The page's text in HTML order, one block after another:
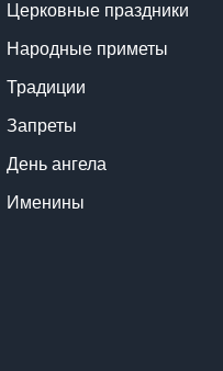
Церковные праздники
Народные приметы
Традиции
Запреты
День ангела
Именины